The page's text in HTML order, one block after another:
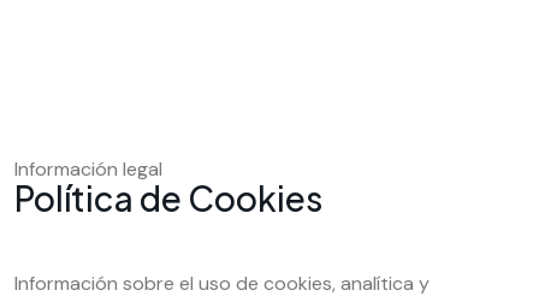
Información legal
Política de Cookies
Información sobre el uso de cookies, analítica y